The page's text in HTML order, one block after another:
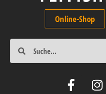
Online-Shop